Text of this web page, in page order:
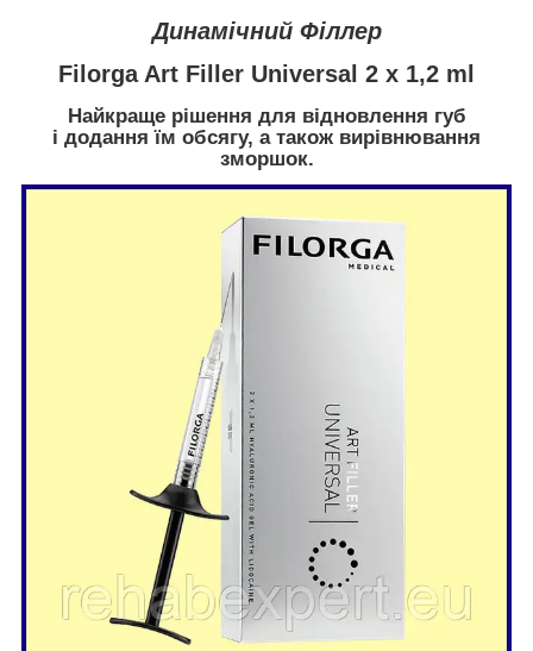
Динамічний Філлер
Filorga Art Filler Universal 2 x 1,2 ml
Найкраще рішення для відновлення губ
і додання їм обсягу, а також вирівнювання
зморшок.